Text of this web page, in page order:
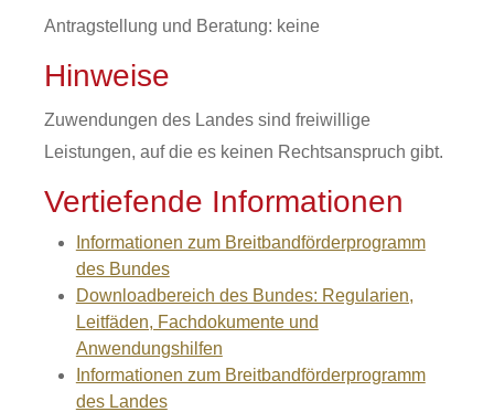
Antragstellung und Beratung: keine
Hinweise
Zuwendungen des Landes sind freiwillige
Leistungen, auf die es keinen Rechtsanspruch gibt.
Vertiefende Informationen
Informationen zum Breitbandförderprogramm
des Bundes
Downloadbereich des Bundes: Regularien,
Leitfäden, Fachdokumente und
Anwendungshilfen
Informationen zum Breitbandförderprogramm
des Landes